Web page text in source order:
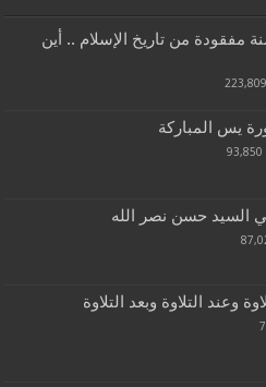
من 183 سنة مفقودة من تاريخ الإسلام .. أين
223,809
يس المباركة
93,850
السيد حسن نصر الله
وعند التلاوة وبعد التلاوة